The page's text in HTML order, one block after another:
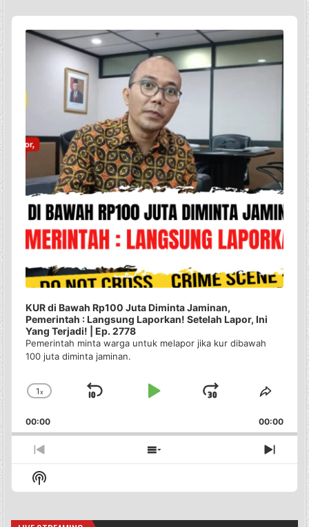
Audio
Player
KUR di Bawah Rp100 Juta Diminta Jaminan,
Pemerintah : Langsung Laporkan! Setelah Lapor, Ini
Yang Terjadi! | Ep. 2778
Pemerintah minta warga untuk melapor jika kur dibawah
100 juta diminta jaminan.
Change
Rate
1x
Skip
Play
Jump
Forward
Share
00:00 00:00
Previous
Episode
Show
Episodes
Next
Show
Podcast